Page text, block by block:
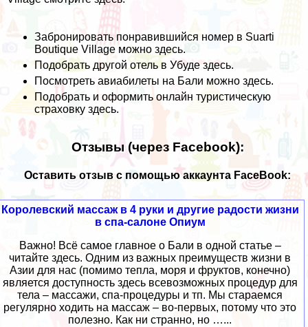
Забронировать понравившийся номер в Suarti
Boutique Village можно здесь.
Подобрать другой отель в Убуде здесь.
Посмотреть авиабилеты на Бали можно здесь.
Подобрать и оформить онлайн туристическую
страховку здесь.
Отзывы (через Facebook):
Оставить отзыв с помощью аккаунта FaceBook:
Королевский массаж в 4 руки и другие радости жизни
в спа-салоне Опиум
Важно! Всё самое главное о Бали в одной статье –
читайте здесь. Одним из важных преимуществ жизни в
Азии для нас (помимо тепла, моря и фруктов, конечно)
является доступность здесь всевозможных процедур для
тела – массажи, спа-процедуры и тп. Мы стараемся
регулярно ходить на массаж – во-первых, потому что это
полезно. Как ни странно, но …...